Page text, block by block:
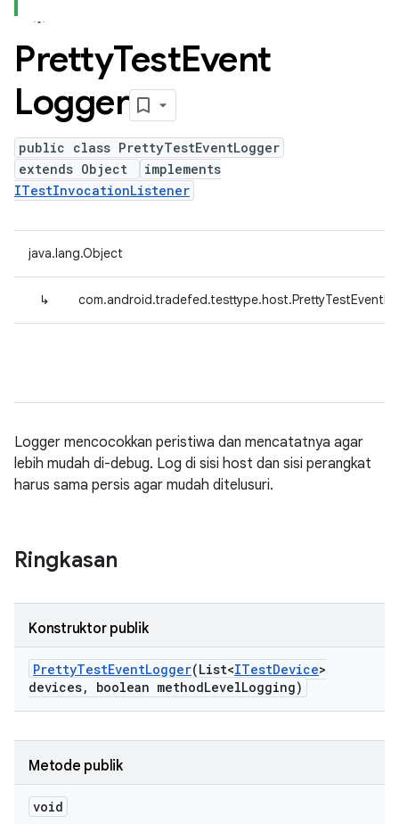
PrettyTestEvent
Logger
public class PrettyTestEventLogger
extends Object
implements
ITestInvocationListener
java.lang.Object
↳
Logger mencocokkan peristiwa dan mencatatnya agar
lebih mudah di-debug. Log di sisi host dan sisi perangkat
harus sama persis agar mudah ditelusuri.
Ringkasan
Konstruktor publik
PrettyTestEventLogger(List<ITestDevice>
devices, boolean methodLevelLogging)
Metode publik
void